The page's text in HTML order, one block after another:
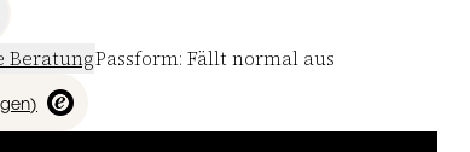
BeratungPassform: Fällt normal aus
)